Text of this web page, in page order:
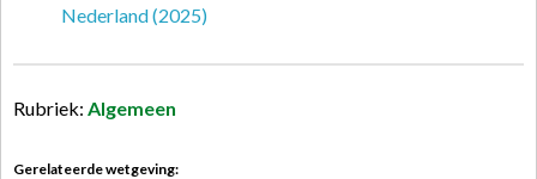
Nederland (2025)
Rubriek: Algemeen
Gerelateerde wetgeving: